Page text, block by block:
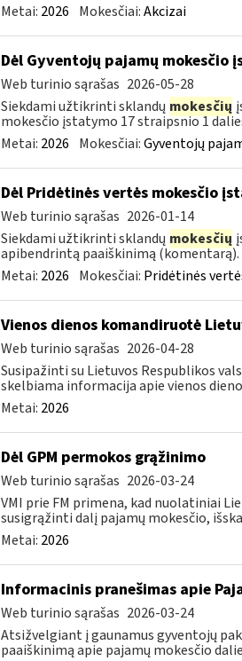
Metai: 2026 Mokesčiai:Akcizai
Dėl Gyventojų pajamų
Web turinio sąrašas 2026-05-28
Siekdami užtikrinti sklandų mokesčių
mokesčio įstatymo 17 straipsnio 1
Metai: 2026 Mokesčiai:Gyventojų
Dėl Pridėtinės vertės mokesčio
Web turinio sąrašas 2026-01-14
Siekdami užtikrinti sklandų mokesčių
apibendrintą paaiškinimą
Metai: 2026 Mokesčiai: Pridėtinės
Vienos dienos komandiruotė
Web turinio sąrašas 2026-04-28
Susipažinti su Lietuvos Respublikos
skelbiama informacija apie vienos
Metai: 2026
Dėl GPM permokos grąžinimo
Web turinio sąrašas 2026-03-24
VMI prie FM primena, kad nuolatiniai
susigrąžinti dalį pajamų mokesčio,
Metai: 2026
Informacinis pranešimas apie
Web turinio sąrašas 2026-03-24
Atsižvelgiant į gaunamus gyventojų
paaiškinimą apie pajamų mokesčio